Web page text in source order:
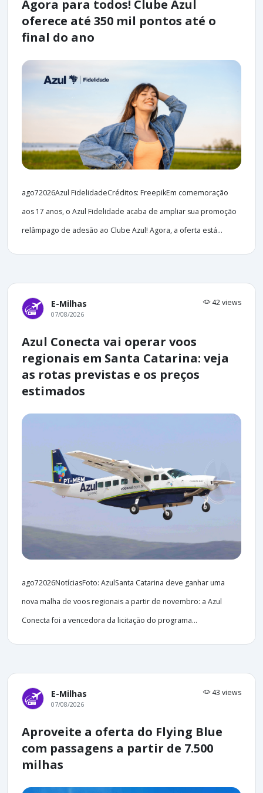
Agora para todos! Clube Azul
oferece até 350 mil pontos até o
final do ano
ago72026Azul FidelidadeCréditos: FreepikEm comemoração
aos 17 anos, o Azul Fidelidade acaba de ampliar sua promoção
relâmpago de adesão ao Clube Azul! Agora, a oferta está...
E-Milhas 42 views
07/08/2026
Azul Conecta vai operar voos
regionais em Santa Catarina: veja
as rotas previstas e os preços
estimados
ago72026NotíciasFoto: AzulSanta Catarina deve ganhar uma
nova malha de voos regionais a partir de novembro: a Azul
Conecta foi a vencedora da licitação do programa...
E-Milhas 43 views
07/08/2026
Aproveite a oferta do Flying Blue
com passagens a partir de 7.500
milhas